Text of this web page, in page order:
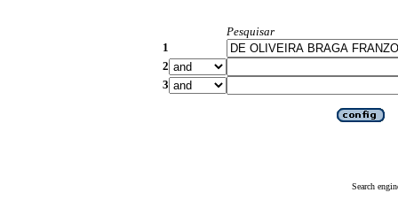
Pesquisar
1
2
3
Search